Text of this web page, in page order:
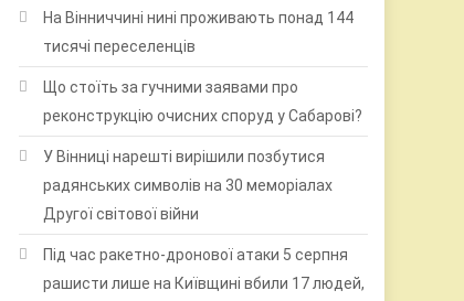
На Вінниччині нині проживають понад 144
тисячі переселенців
Що стоїть за гучними заявами про
реконструкцію очисних споруд у Сабарові?
У Вінниці нарешті вирішили позбутися
радянських символів на 30 меморіалах
Другої світової війни
Під час ракетно-дронової атаки 5 серпня
рашисти лише на Київщині вбили 17 людей,